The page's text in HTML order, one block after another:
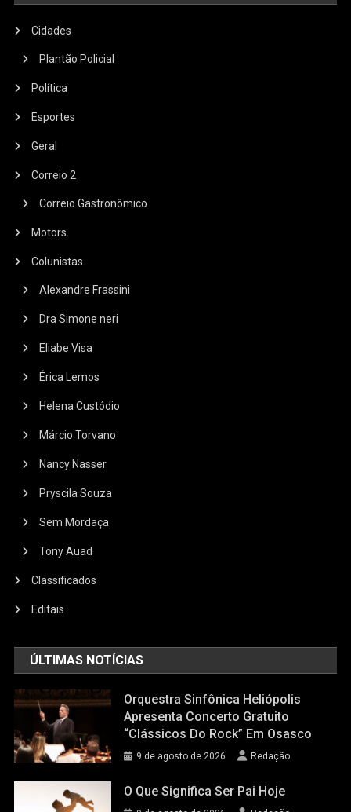
Cidades
Plantão Policial
Política
Esportes
Geral
Correio 2
Correio Gastronômico
Motors
Colunistas
Alexandre Frassini
Dra Simone neri
Eliabe Visa
Érica Lemos
Helena Custódio
Márcio Torvano
Nancy Nasser
Pryscila Souza
Sem Mordaça
Tony Auad
Classificados
Editais
ÚLTIMAS NOTÍCIAS
Orquestra Sinfônica Heliópolis
Apresenta Concerto Gratuito
“Clássicos Do Rock” Em Osasco
9 de agosto de 2026 Redação
O Que Significa Ser Pai Hoje